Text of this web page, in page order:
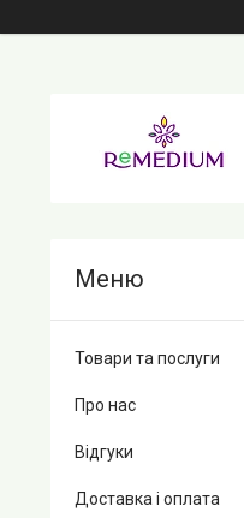
Товари та послуги
Про нас
Відгуки
Доставка і оплата